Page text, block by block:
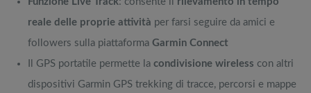
reale delle proprie attività per farsi seguire da amici e
followers sulla piattaforma Garmin Connect
Il GPS portatile permette la condivisione wireless con altri
dispositivi Garmin GPS trekking di tracce, percorsi e mappe